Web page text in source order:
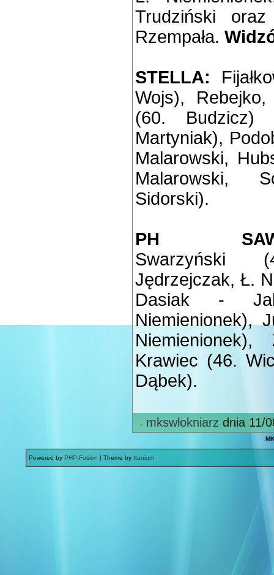
Trudziński
Rzempała.
STELLA:
Wojs),
(60.
Martyniak),
Malarowski,
Malarowski,
Sidorski).
PH
Swarzyński
Jędrzejczak, Ł.
Dasiak -
Niemienionek),
Krawiec (46.
Dąbek).
mkswlokniarz dnia 11/
Powered by PHP-Fusion | Theme by Itanium